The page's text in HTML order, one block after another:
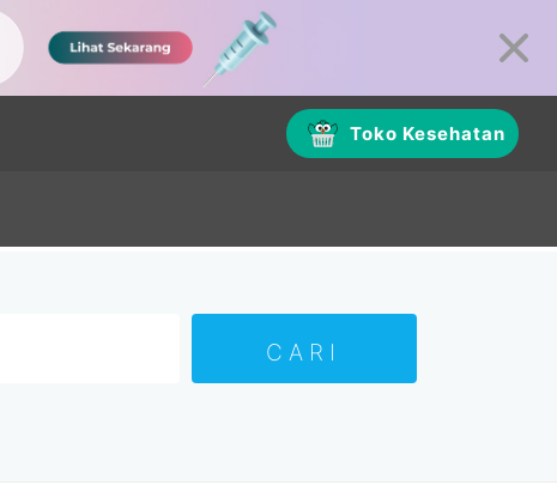
Toko Kesehatan